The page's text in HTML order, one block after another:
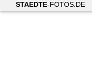
STAEDTE-FOTOS.DE